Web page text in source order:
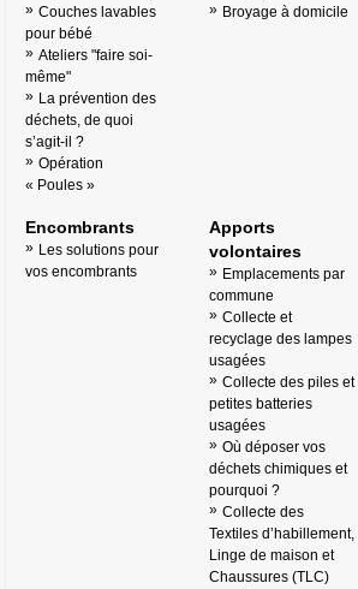
Couches lavables
pour bébé
Ateliers "faire soi-
même"
La prévention des
déchets, de quoi
s’agit-il ?
Opération
« Poules »
Broyage à domicile
Encombrants
Les solutions pour
vos encombrants
Apports
volontaires
Emplacements par
commune
Collecte et
recyclage des lampes
usagées
Collecte des piles et
petites batteries
usagées
Où déposer vos
déchets chimiques et
pourquoi ?
Collecte des
Textiles d’habillement,
Linge de maison et
Chaussures (TLC)